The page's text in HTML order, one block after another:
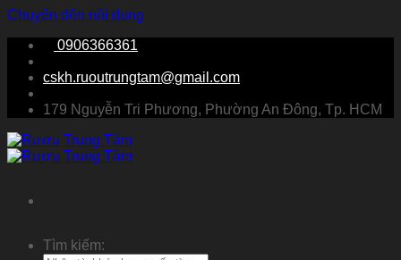
Chuyển đến nội dung
0906366361
cskh.ruoutrungtam@gmail.com
179 Nguyễn Tri Phương, Phường An Đông, Tp. HCM
Tìm kiếm: